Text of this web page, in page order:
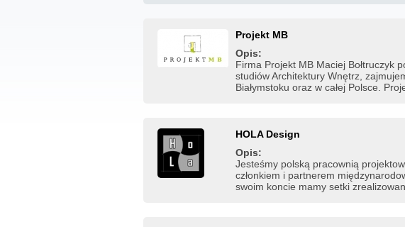
Projekt MB
Opis:
Firma Projekt MB Maciej Bołtruczyk
studiów Architektury Wnętrz,
Białymstoku oraz w całej Polsce.
HOLA Design
Opis:
Jesteśmy polską pracownią
członkiem i partnerem
swoim koncie mamy setki